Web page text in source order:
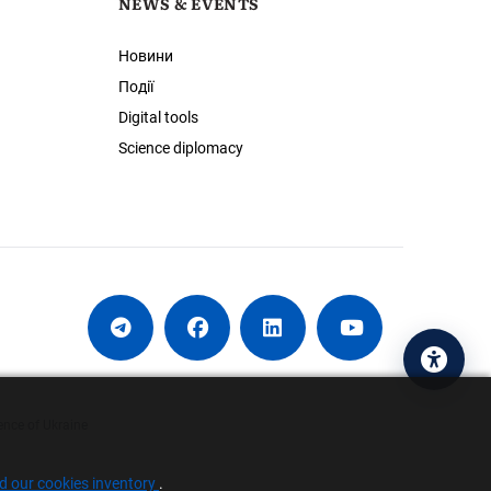
our cookies inventory .
Новини
Події
Digital tools
Science diplomacy